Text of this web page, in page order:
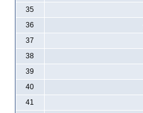
35
36
37
38
39
40
41